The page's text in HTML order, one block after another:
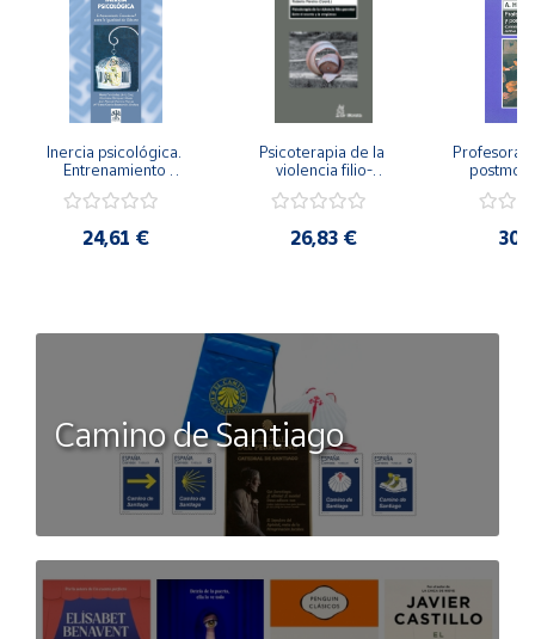
Inercia psicológica.
Entrenamiento
Igualdad de Género.
24,61 €
Psicoterapia de la
violencia filio-
secreto y la
26,83 €
Camino de Santiago